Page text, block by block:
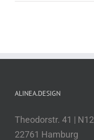
ALINEA.DESIGN
Theodorstr. 41 | N12
22761 Hamburg